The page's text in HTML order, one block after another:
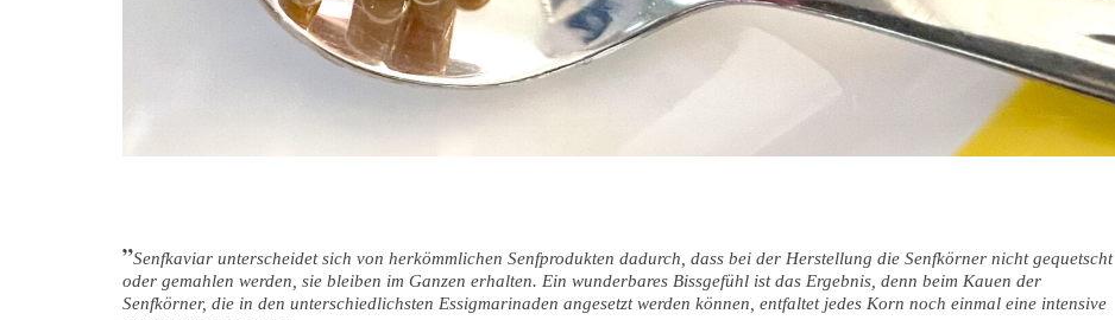
Senfkaviar unterscheidet sich von herkömmlichen Senfprodukten dadurch, dass bei der Herstellung die Senfkörner nicht gequetscht
oder gemahlen werden, sie bleiben im Ganzen erhalten. Ein wunderbares Bissgefühl ist das Ergebnis, denn beim Kauen der
Senfkörner, die in den unterschiedlichsten Essigmarinaden angesetzt werden können, entfaltet jedes Korn noch einmal eine intensive